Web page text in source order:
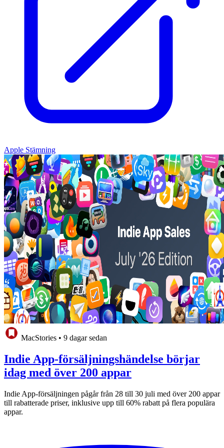
Apple Stämning
MacStories • 9 dagar sedan
Indie App-försäljningshändelse börjar
idag med över 200 appar
Indie App-försäljningen pågår från 28 till 30 juli med över 200 appar
till rabatterade priser, inklusive upp till 60% rabatt på flera populära
appar.